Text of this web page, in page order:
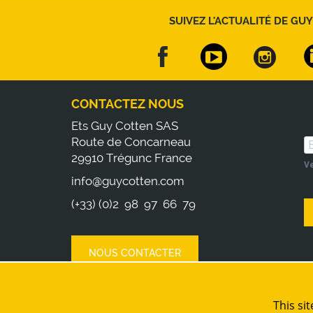
SUIVEZ L'ACTUALITÉ DE
CONTACTEZ NOUS
Ets Guy Cotten SAS
Route de Concarneau
29910 Trégunc France
info@guycotten.com
(+33) (0)2 98 97 66 79
NOUS CONTACTER
This